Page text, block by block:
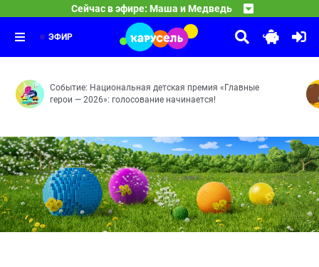
Сейчас в эфире: Маша и Медведь
Круги на траве — Пикник в сиреневых тонах —
17:30
Смешарики
Принц для Нюши — Двигатель прогресса — Как
Оранжевая корова
Средние века — Розыгрыш — Грабли — Робот —
ЭФИР
Событие: Национальная детская премия «Главные
герои — 2026»: голосование начинается!